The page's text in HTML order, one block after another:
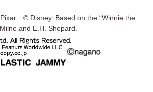
© Disney. Based on the “Winnie the
and E.H. Shepard.